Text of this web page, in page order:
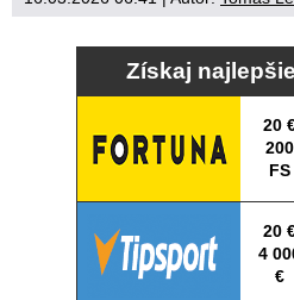
Získaj najlepšie
20
200
FS
20
4
€